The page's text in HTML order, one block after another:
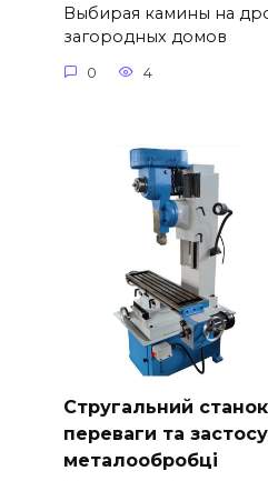
Выбирая камины на
загородных домов
0 4
Стругальний
переваги та
металообробці